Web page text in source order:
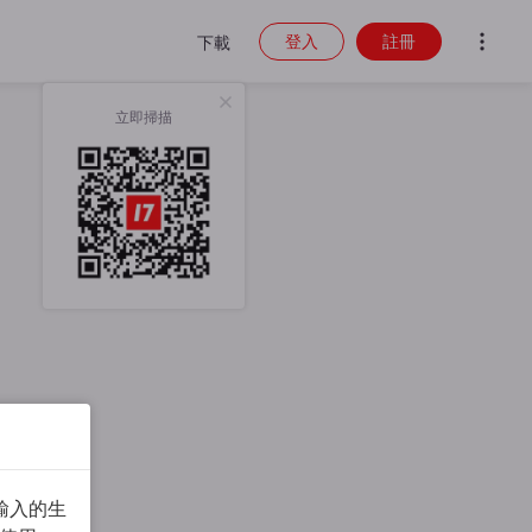
下載
立即掃描
登入 註冊
入的生